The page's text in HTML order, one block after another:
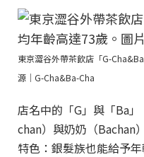
東京澀谷外帶茶飲店「G-
源｜G-Cha&Ba-Cha
店名中的「G」與「Ba
chan）與奶奶（Bachan
特色：銀髮族也能給予